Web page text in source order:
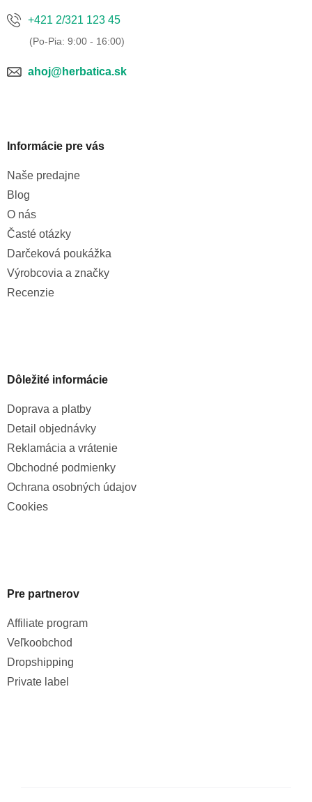
+421 2/321 123 45
ahoj@herbatica.sk
Informácie pre vás
Naše predajne
Blog
O nás
Časté otázky
Darčeková poukážka
Výrobcovia a značky
Recenzie
Dôležité informácie
Doprava a platby
Detail objednávky
Reklamácia a vrátenie
Obchodné podmienky
Ochrana osobných údajov
Cookies
Pre partnerov
Affiliate program
Veľkoobchod
Dropshipping
Private label